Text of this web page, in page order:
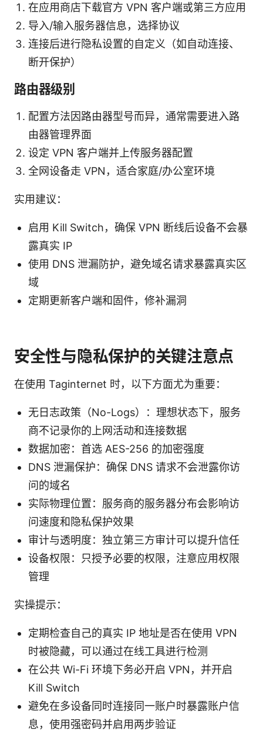
在应用商店下载官方 VPN 客户端或第三方应用
导入/输入服务器信息，选择协议
连接后进行隐私设置的自定义（如自动连接、
断开保护）
路由器级别
配置方法因路由器型号而异，通常需要进入路
由器管理界面
设定 VPN 客户端并上传服务器配置
全网设备走 VPN，适合家庭/办公室环境
实用建议：
启用 Kill Switch，确保 VPN 断线后设备不会暴
露真实 IP
使用 DNS 泄漏防护，避免域名请求暴露真实区
域
定期更新客户端和固件，修补漏洞
安全性与隐私保护的关键注意点
在使用 Taginternet 时，以下方面尤为重要：
无日志政策（No-Logs）：理想状态下，服务
商不记录你的上网活动和连接数据
数据加密：首选 AES-256 的加密强度
DNS 泄漏保护：确保 DNS 请求不会泄露你访
问的域名
实际物理位置：服务商的服务器分布会影响访
问速度和隐私保护效果
审计与透明度：独立第三方审计可以提升信任
设备权限：只授予必要的权限，注意应用权限
管理
实操提示：
定期检查自己的真实 IP 地址是否在使用 VPN
时被隐藏，可以通过在线工具进行检测
在公共 Wi-Fi 环境下务必开启 VPN，并开启
Kill Switch
避免在多设备同时连接同一账户时暴露账户信
息，使用强密码并启用两步验证